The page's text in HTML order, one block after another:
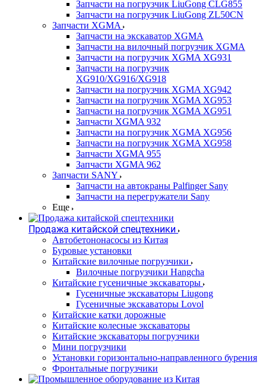
Запчасти на погрузчик LiuGong CLG855
Запчасти на погрузчик LiuGong ZL50CN
Запчасти XGMA
Запчасти на экскаватор XGMA
Запчасти на вилочный погрузчик XGMA
Запчасти на погрузчик XGMA XG931
Запчасти на погрузчик
XG910/XG916/XG918
Запчасти на погрузчик XGMA XG942
Запчасти на погрузчик XGMA XG953
Запчасти на погрузчик XGMA XG951
Запчасти XGMA 932
Запчасти на погрузчик XGMA XG956
Запчасти на погрузчик XGMA XG958
Запчасти XGMA 955
Запчасти XGMA 962
Запчасти SANY
Запчасти на автокраны Palfinger Sany
Запчасти на перегружатели Sany
Еще
Продажа китайской спецтехники
Автобетононасосы из Китая
Буровые установки
Китайские вилочные погрузчики
Вилочные погрузчики Hangcha
Китайские гусеничные экскаваторы
Гусеничные экскаваторы Liugong
Гусеничные экскаваторы Lovol
Китайские катки дорожные
Китайские колесные экскаваторы
Китайские экскаваторы погрузчики
Мини погрузчики
Установки горизонтально-направленного бурения
Фронтальные погрузчики